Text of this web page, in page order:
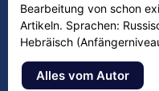
Bearbeitung von schon
Artikeln. Sprachen:
Hebräisch
Alles vom Autor